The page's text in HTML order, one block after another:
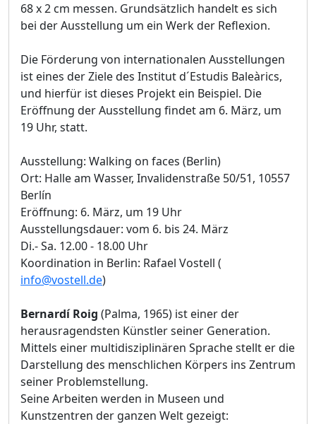
68 x 2 cm messen. Grundsätzlich handelt es sich
bei der Ausstellung um ein Werk der Reflexion.
Die Förderung von internationalen Ausstellungen
ist eines der Ziele des Institut d´Estudis Baleàrics,
und hierfür ist dieses Projekt ein Beispiel. Die
Eröffnung der Ausstellung findet am 6. März, um
19 Uhr, statt.
Ausstellung: Walking on faces (Berlin)
Ort: Halle am Wasser, Invalidenstraße 50/51, 10557
Berlín
Eröffnung: 6. März, um 19 Uhr
Ausstellungsdauer: vom 6. bis 24. März
Di.- Sa. 12.00 - 18.00 Uhr
Koordination in Berlin: Rafael Vostell (
info@vostell.de)
Bernardí Roig (Palma, 1965) ist einer der
herausragendsten Künstler seiner Generation.
Mittels einer multidisziplinären Sprache stellt er die
Darstellung des menschlichen Körpers ins Zentrum
seiner Problemstellung.
Seine Arbeiten werden in Museen und
Kunstzentren der ganzen Welt gezeigt: